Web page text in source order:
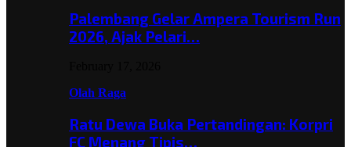
Palembang Gelar Ampera Tourism Run
2026, Ajak Pelari…
Olah Raga
Ratu Dewa Buka Pertandingan: Korpri
FC Menang Tipis…